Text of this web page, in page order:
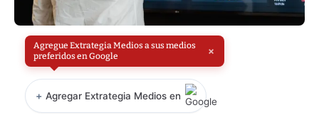
Agregue Extrategia Medios a sus medios
preferidos en Google
×
+ Agregar Extrategia Medios en